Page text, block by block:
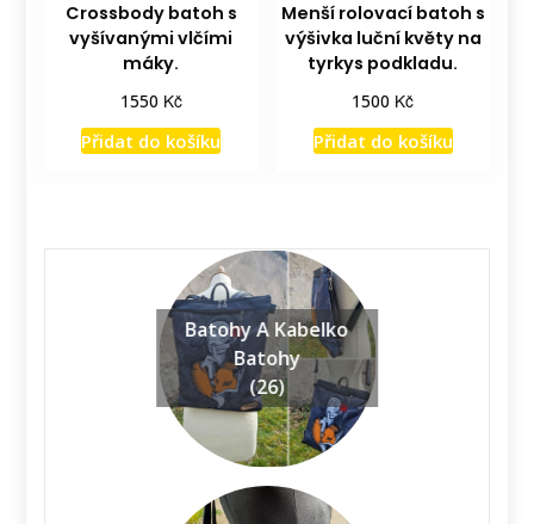
Crossbody batoh s
vyšívanými vlčími
máky.
1550 Kč
Přidat do košíku
Menší rolovací batoh s
výšivka luční květy na
tyrkys podkladu.
1500 Kč
Přidat do košíku
Batohy A Kabelko
Batohy
(26)